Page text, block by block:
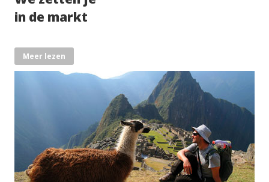
in de markt
Meer lezen